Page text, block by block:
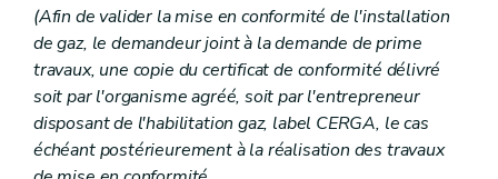
(Afin de valider la mise en conformité de l'installation
de gaz, le demandeur joint à la demande de prime
travaux, une copie du certificat de conformité délivré
soit par l'organisme agréé, soit par l'entrepreneur
disposant de l'habilitation gaz, label CERGA, le cas
échéant postérieurement à la réalisation des travaux